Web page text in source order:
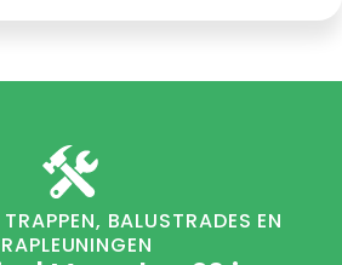
BALUSTRADES EN